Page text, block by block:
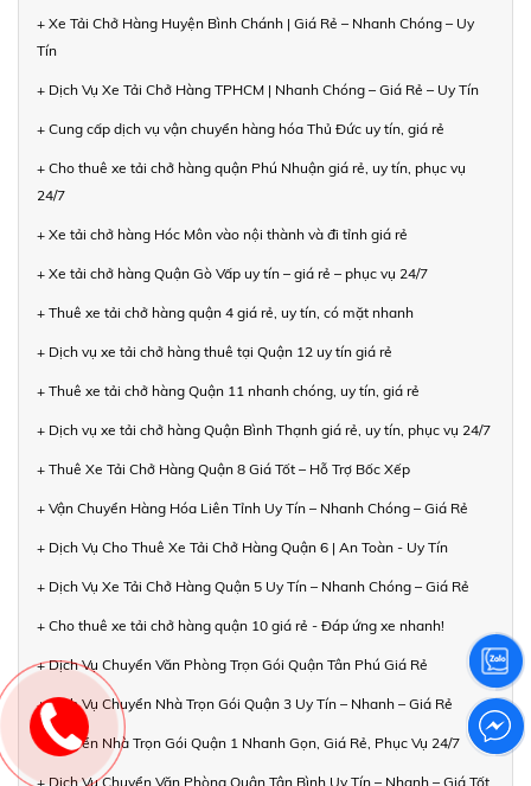
+ Xe Tải Chở Hàng Huyện Bình Chánh | Giá Rẻ – Nhanh Chóng – Uy
Tín
+ Dịch Vụ Xe Tải Chở Hàng TPHCM | Nhanh Chóng – Giá Rẻ – Uy Tín
+ Cung cấp dịch vụ vận chuyển hàng hóa Thủ Đức uy tín, giá rẻ
+ Cho thuê xe tải chở hàng quận Phú Nhuận giá rẻ, uy tín, phục vụ
24/7
+ Xe tải chở hàng Hóc Môn vào nội thành và đi tỉnh giá rẻ
+ Xe tải chở hàng Quận Gò Vấp uy tín – giá rẻ – phục vụ 24/7
+ Thuê xe tải chở hàng quận 4 giá rẻ, uy tín, có mặt nhanh
+ Dịch vụ xe tải chở hàng thuê tại Quận 12 uy tín giá rẻ
+ Thuê xe tải chở hàng Quận 11 nhanh chóng, uy tín, giá rẻ
+ Dịch vụ xe tải chở hàng Quận Bình Thạnh giá rẻ, uy tín, phục vụ 24/7
+ Thuê Xe Tải Chở Hàng Quận 8 Giá Tốt – Hỗ Trợ Bốc Xếp
+ Vận Chuyển Hàng Hóa Liên Tỉnh Uy Tín – Nhanh Chóng – Giá Rẻ
+ Dịch Vụ Cho Thuê Xe Tải Chở Hàng Quận 6 | An Toàn - Uy Tín
+ Dịch Vụ Xe Tải Chở Hàng Quận 5 Uy Tín – Nhanh Chóng – Giá Rẻ
+ Cho thuê xe tải chở hàng quận 10 giá rẻ - Đáp ứng xe nhanh!
+ Dịch Vụ Chuyển Văn Phòng Trọn Gói Quận Tân Phú Giá Rẻ
+ Dịch Vụ Chuyển Nhà Trọn Gói Quận 3 Uy Tín – Nhanh – Giá Rẻ
+ Chuyển Nhà Trọn Gói Quận 1 Nhanh Gọn, Giá Rẻ, Phục Vụ 24/7
+ Dịch Vụ Chuyển Văn Phòng Quận Tân Bình Uy Tín – Nhanh – Giá Tốt